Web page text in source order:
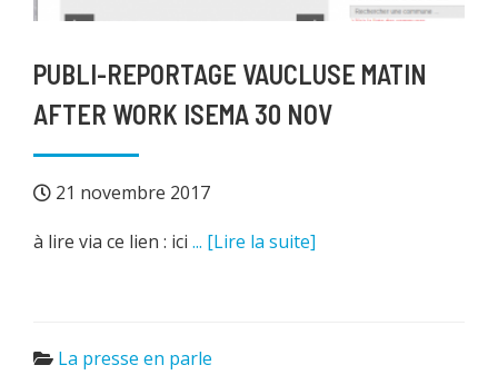
PUBLI-REPORTAGE VAUCLUSE MATIN
AFTER WORK ISEMA 30 NOV
21 novembre 2017
à lire via ce lien : ici ... [Lire la suite]
La presse en parle